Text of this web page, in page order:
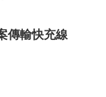
傳輸快充線